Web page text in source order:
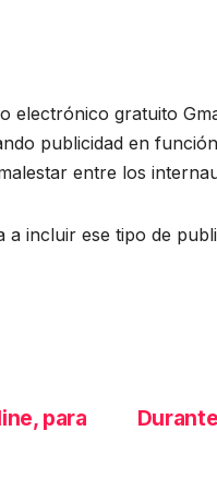
electrónico gratuito
publicidad en
entre los
incluir ese tipo de
para